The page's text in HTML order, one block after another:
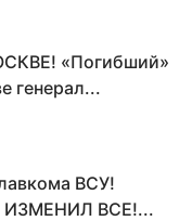
«Погибший»
генерал...
ВСУ!
ИЗМЕНИЛ ВСЕ!...